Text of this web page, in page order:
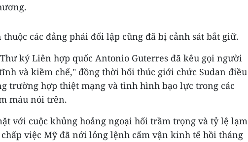
các đảng phái đối lập cũng đã bị cảnh sát bắt giữ.
Thư ký Liên hợp quốc Antonio Guterres đã kêu gọi người
và kiềm chế," đồng thời hối thúc giới chức Sudan điều
trường hợp thiệt mạng và tình hình bạo lực trong các
máu nói trên.
với cuộc khủng hoảng ngoại hối trầm trọng và tỷ lệ lạm
việc Mỹ đã nới lỏng lệnh cấm vận kinh tế hồi tháng